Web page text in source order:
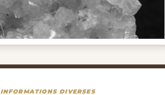
INFORMATIONS DIVERSES